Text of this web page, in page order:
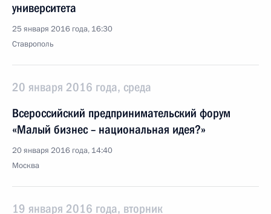
университета
25 января 2016 года, 16:30
Ставрополь
20 января 2016 года, среда
Всероссийский предпринимательский форум
«Малый бизнес – национальная идея?»
20 января 2016 года, 14:40
Москва
19 января 2016 года, вторник